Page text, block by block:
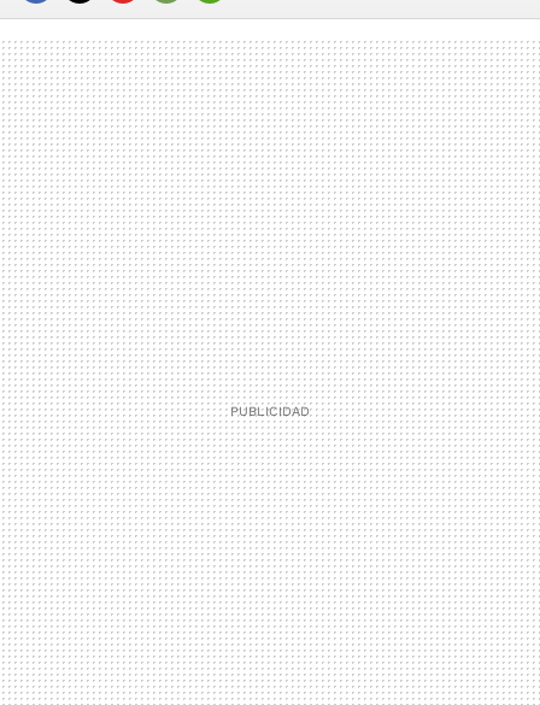
FACEBOOK
TWITTERFLIPBOARD
E-
MAIL
WHATSAPP